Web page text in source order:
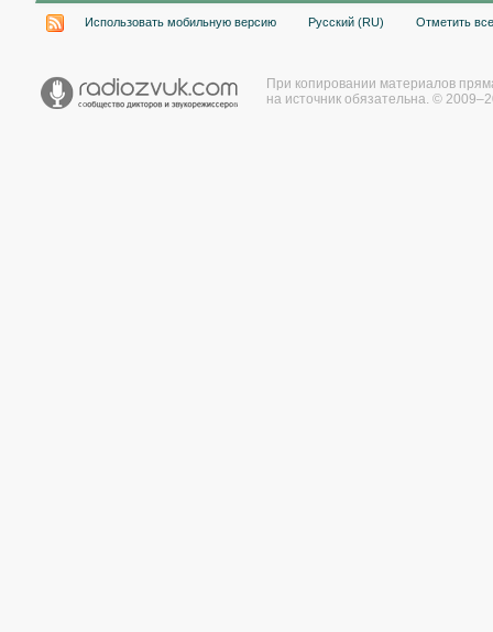
Использовать мобильную версию Русский (RU) Отметить
При копировании материалов
на источник обязательна. ©